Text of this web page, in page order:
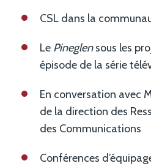
CSL dans la
Le Pineglensous les
épisode de la série
En conversation avec
de la direction des
des Communications
Conférences